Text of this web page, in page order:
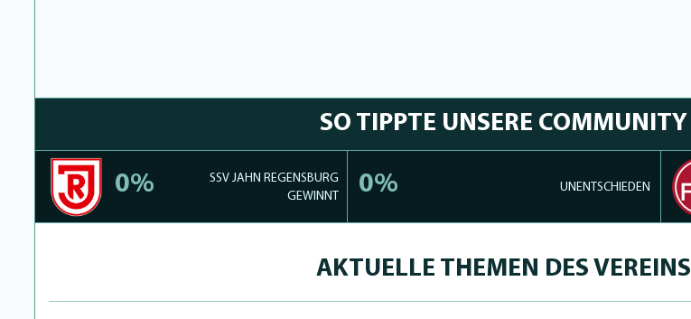
SO TIPPTE UNSERE COMMUNITY
0%
SSV JAHN REGENSBURG
GEWINNT
0% UNENTSCHIEDEN
AKTUELLE THEMEN DES VEREINS